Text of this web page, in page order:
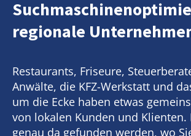
regionale
Restaurants, Friseure,
Anwälte, die KFZ-Werkstatt und
um die Ecke haben etwas
von lokalen Kunden und Klienten.
genau da gefunden werden, wo